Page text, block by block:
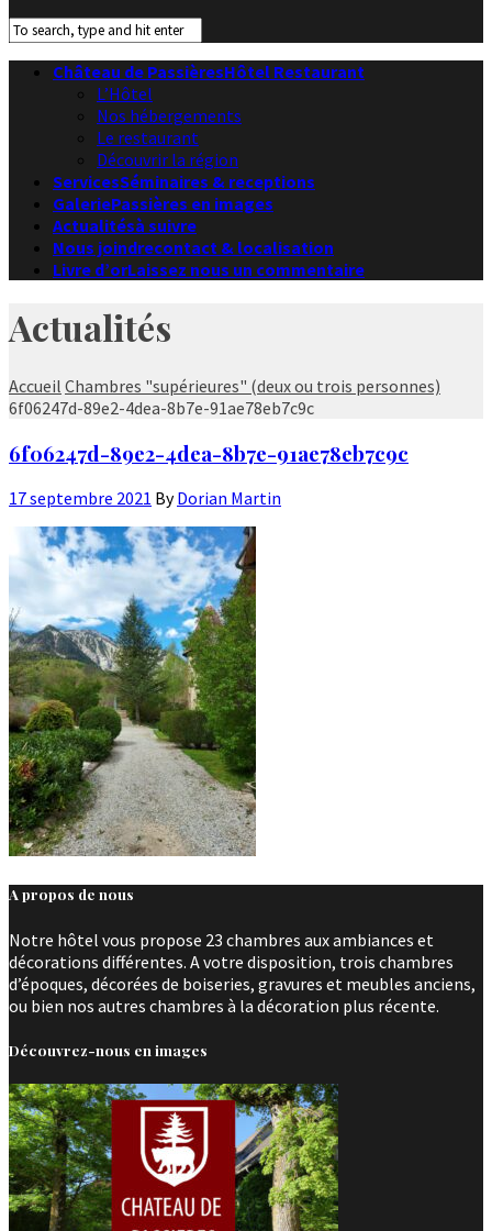
Château de PassièresHôtel Restaurant
L’Hôtel
Nos hébergements
Le restaurant
Découvrir la région
ServicesSéminaires & receptions
GaleriePassières en images
Actualitésà suivre
Nous joindrecontact & localisation
Livre d’orLaissez nous un commentaire
Actualités
Accueil Chambres "supérieures" (deux ou trois personnes)
6f06247d-89e2-4dea-8b7e-91ae78eb7c9c
6f06247d-89e2-4dea-8b7e-91ae78eb7c9c
17 septembre 2021 ByDorian Martin
A propos de nous
Notre hôtel vous propose 23 chambres aux ambiances et
décorations différentes. A votre disposition, trois chambres
d’époques, décorées de boiseries, gravures et meubles anciens,
ou bien nos autres chambres à la décoration plus récente.
Découvrez-nous en images